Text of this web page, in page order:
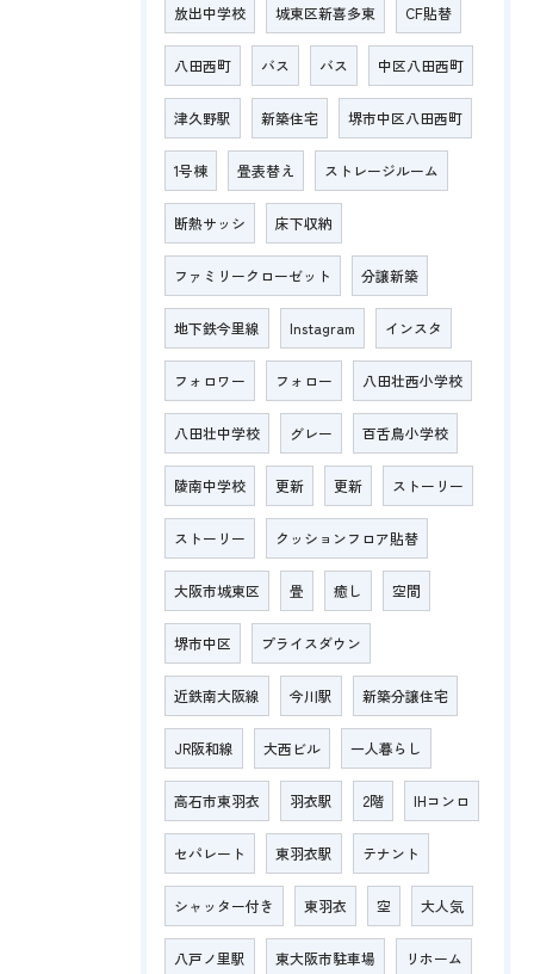
放出中学校 城東区新喜多東 CF貼替
八田西町 バス バス 中区八田西町
津久野駅 新築住宅 堺市中区八田西町
1号棟 畳表替え ストレージルーム
断熱サッシ 床下収納
ファミリークローゼット 分譲新築
地下鉄今里線 Instagram インスタ
フォロワー フォロー 八田壮西小学校
八田壮中学校 グレー 百舌鳥小学校
陵南中学校 更新 更新 ストーリー
ストーリー クッションフロア貼替
大阪市城東区 畳 癒し 空間
堺市中区 プライスダウン
近鉄南大阪線 今川駅 新築分譲住宅
JR阪和線 大西ビル 一人暮らし
高石市東羽衣 羽衣駅 2階 IHコンロ
セパレート 東羽衣駅 テナント
シャッター付き 東羽衣 空 大人気
八戸ノ里駅 東大阪市駐車場 リホーム